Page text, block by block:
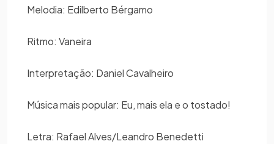
Melodia: Edilberto Bérgamo
Ritmo: Vaneira
Interpretação: Daniel Cavalheiro
Música mais popular: Eu, mais ela e o tostado!
Letra: Rafael Alves/Leandro Benedetti